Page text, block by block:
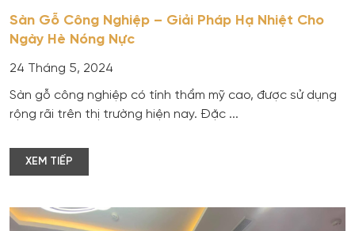
Sàn Gỗ Công Nghiệp – Giải Pháp Hạ Nhiệt Cho
Ngày Hè Nóng Nực
24 Tháng 5, 2024
Sàn gỗ công nghiệp có tính thẩm mỹ cao, được sử dụng
rộng rãi trên thị trường hiện nay. Đặc ...
XEM TIẾP